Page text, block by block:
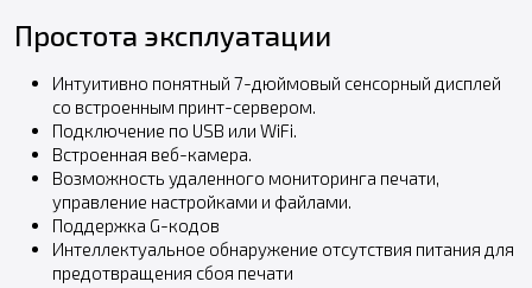
Простота эксплуатации
Интуитивно понятный 7-дюймовый сенсорный дисплей
со встроенным принт-сервером.
Подключение по USB или WiFi.
Встроенная веб-камера.
Возможность удаленного мониторинга печати,
управление настройками и файлами.
Поддержка G-кодов
Интеллектуальное обнаружение отсутствия питания для
предотвращения сбоя печати